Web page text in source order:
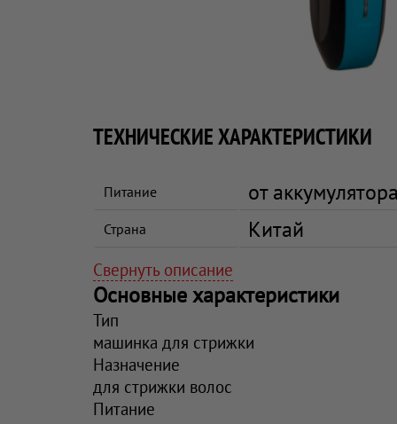
ТЕХНИЧЕСКИЕ ХАРАКТЕРИСТИКИ
Питание от
Страна Китай
Свернуть описание
Основные характеристики
Тип
машинка для стрижки
Назначение
для стрижки волос
Питание